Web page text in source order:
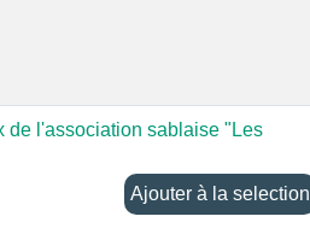
de l'association sablaise "Les
Ajouter à la selection